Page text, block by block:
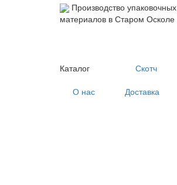
Производство упаковочных
материалов в Старом Осколе
Каталог
Скотч
О нас
Доставка